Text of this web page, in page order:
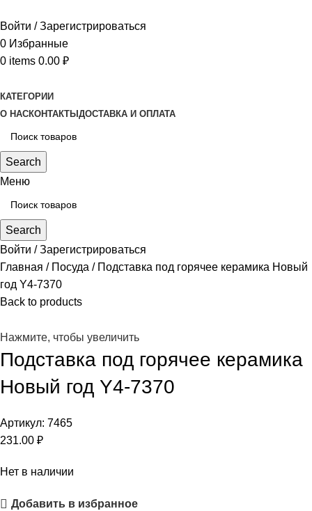
Войти / Зарегистрироваться
0 Избранные
0 items 0.00 ₽
КАТЕГОРИИ
О НАСКОНТАКТЫ ДОСТАВКА И ОПЛАТА
Search
Меню
Search
Войти / Зарегистрироваться
Главная
Посуда
Подставка под горячее керамика Новый
год Y4-7370
Back to products
Нажмите, чтобы увеличить
Подставка под горячее керамика
Новый год Y4-7370
Артикул: 7465
231.00 ₽
Нет в наличии
Добавить в избранное